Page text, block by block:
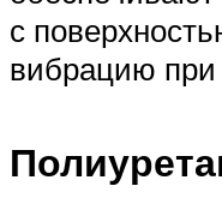
с
вибрацию